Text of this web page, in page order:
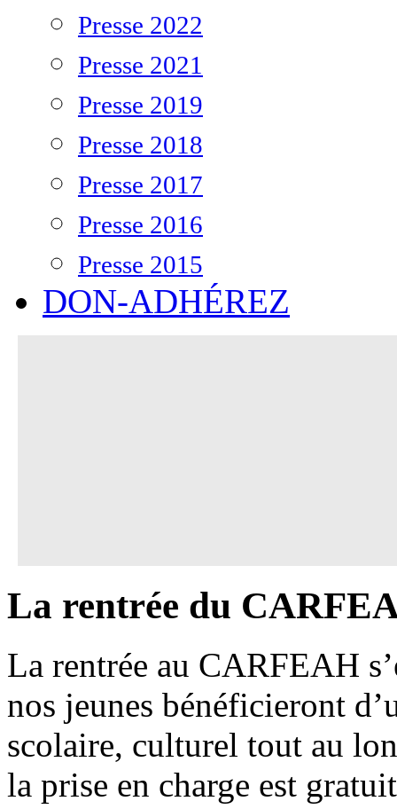
Presse 2022
Presse 2021
Presse 2019
Presse 2018
Presse 2017
Presse 2016
Presse 2015
DON-ADHÉREZ
La rentrée du
La rentrée au CARFEAH
nos jeunes bénéficieront
scolaire, culturel tout au
la prise en charge est